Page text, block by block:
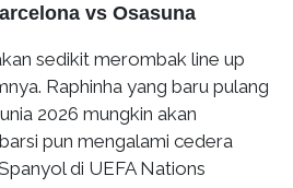
vs Osasuna
sedikit merombak line up
Raphinha yang baru pulang
2026 mungkin akan
pun mengalami cedera
di UEFA Nations